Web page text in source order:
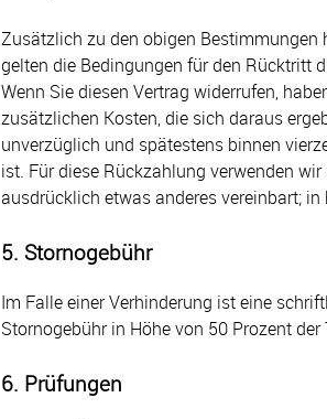
Zusätzlich zu den obigen Bestimmungen
gelten die Bedingungen für den Rücktritt
Wenn Sie diesen Vertrag widerrufen,
zusätzlichen Kosten, die sich daraus
unverzüglich und spätestens binnen
ist. Für diese Rückzahlung verwenden
ausdrücklich etwas anderes vereinbart;
5. Stornogebühr
Im Falle einer Verhinderung ist eine
Stornogebühr in Höhe von 50 Prozent
6. Prüfungen